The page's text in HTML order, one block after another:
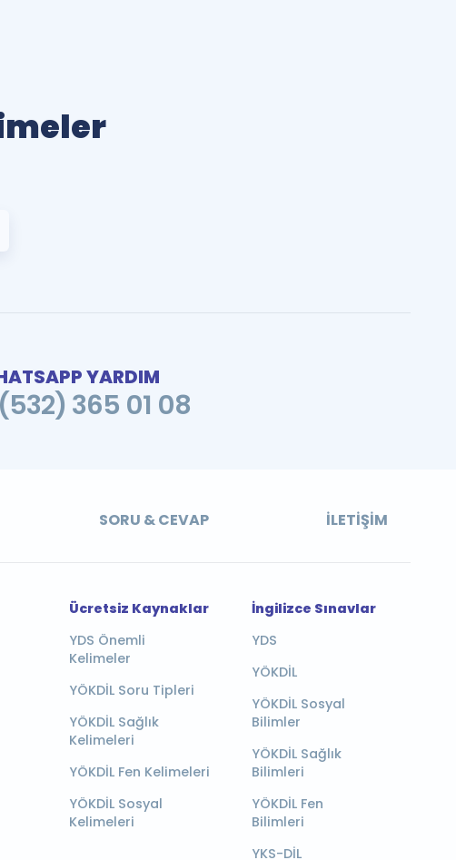
YARDIM
365 01 08
SORU & CEVAP İLETIŞIM
Ücretsiz Kaynaklar
YDS Önemli
Kelimeler
YÖKDİL Soru Tipleri
YÖKDİL Sağlık
Kelimeleri
YÖKDİL Fen Kelimeleri
YÖKDİL Sosyal
Kelimeleri
İngilizce Sınavlar
YDS
YÖKDİL
YÖKDİL Sosyal
Bilimler
YÖKDİL Sağlık
Bilimleri
YÖKDİL Fen
Bilimleri
YKS-DİL